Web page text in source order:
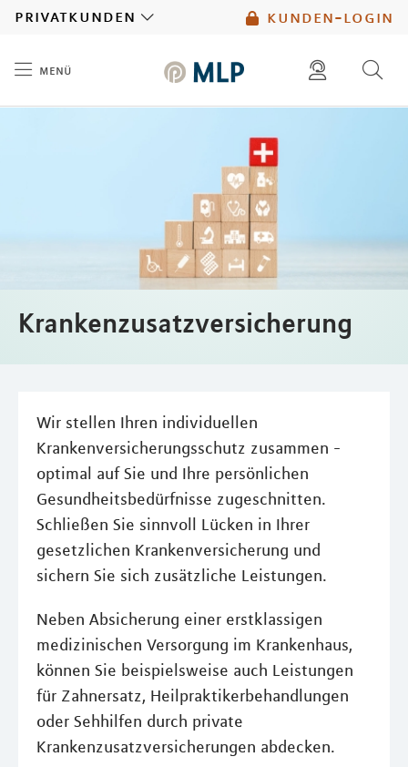
kunden-login
privatkunden
menü
mlp berater finden
Krankenzusatzversicherung
Wir stellen Ihren individuellen
Krankenversicherungsschutz zusammen -
optimal auf Sie und Ihre persönlichen
Gesundheitsbedürfnisse zugeschnitten.
Schließen Sie sinnvoll Lücken in Ihrer
gesetzlichen Krankenversicherung und
sichern Sie sich zusätzliche Leistungen.
Neben Absicherung einer erstklassigen
medizinischen Versorgung im Krankenhaus,
können Sie beispielsweise auch Leistungen
für Zahnersatz, Heilpraktikerbehandlungen
oder Sehhilfen durch private
Krankenzusatzversicherungen abdecken.